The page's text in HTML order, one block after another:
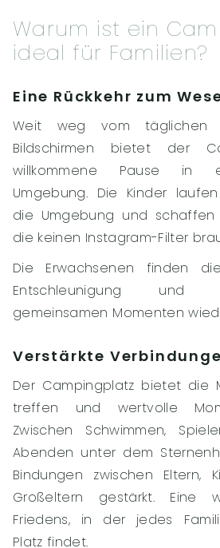
Warum ist ein
ideal für Familien?
Eine Rückkehr zum
Weit weg vom täglichen
Bildschirmen bietet der
willkommene Pause in
Umgebung. Die Kinder
die Umgebung und schaffen
die keinen Instagram-Filter
Die Erwachsenen finden
Entschleunigung
gemeinsamen Momenten
Verstärkte
Der Campingplatz bietet die
treffen und wertvolle
Zwischen Schwimmen,
Abenden unter dem
Bindungen zwischen Eltern,
Großeltern gestärkt. Eine
Friedens, in der jedes
Platz findet.